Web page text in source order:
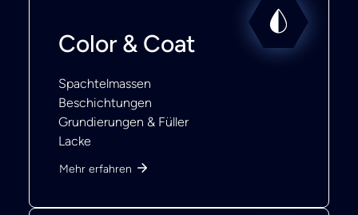
Color & Coat
Spachtelmassen
Beschichtungen
Grundierungen & Füller
Lacke
Mehr erfahren